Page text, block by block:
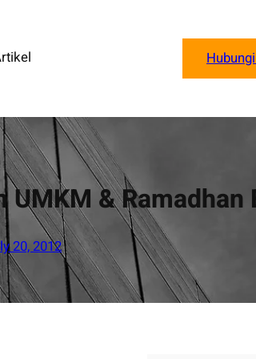
& Ramadhan
20, 2012